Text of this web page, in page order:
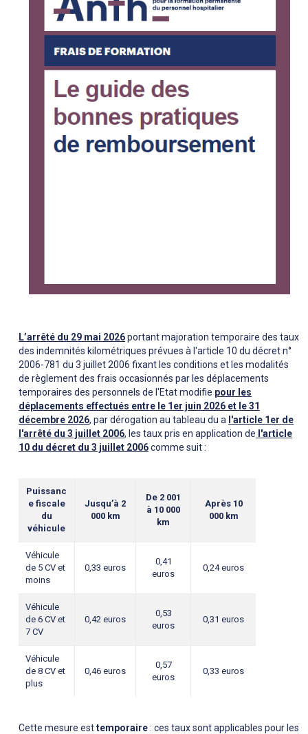
L’arrêté du 29 mai 2026portant majoration temporaire des taux
des indemnités kilométriques prévues à l'article 10 du décret n°
2006-781 du 3 juillet 2006 fixant les conditions et les modalités
de règlement des frais occasionnés par les déplacements
temporaires des personnels de l'Etat modifie pour les
déplacements effectués entre le 1er juin 2026 et le 31
décembre 2026, par dérogation au tableau du a l'article 1er de
l'arrêté du 3 juillet 2006, les taux pris en application de l'article
10 du décret du 3 juillet 2006comme suit :
Puissanc
e fiscale
du
véhicule
Jusqu’à 2
000 km
De 2 001
à 10 000
km
Après 10
000 km
Véhicule
de 5 CV et
moins
0,33 euros
0,41
euros
0,24 euros
Véhicule
de 6 CV et
7 CV
0,42 euros
0,53
euros
0,31 euros
Véhicule
de 8 CV et
plus
0,46 euros
0,57
euros
0,33 euros
Cette mesure esttemporaire: ces taux sont applicables pour les